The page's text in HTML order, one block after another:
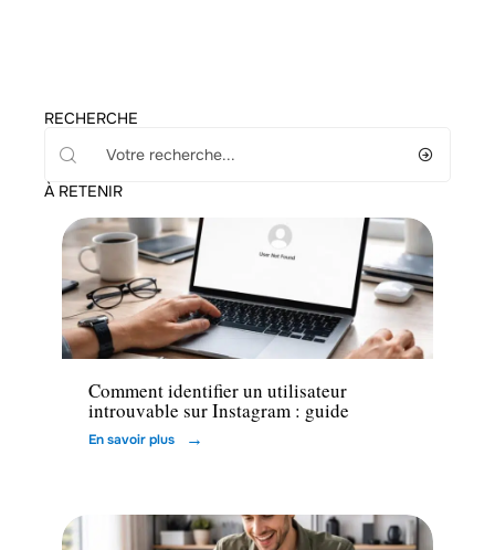
RECHERCHE
À RETENIR
Actu
Comment identifier un utilisateur
introuvable sur Instagram : guide
En savoir plus